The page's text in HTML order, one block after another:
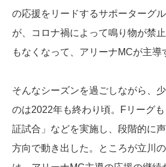
の応援をリードするサポーターグ
が、コロナ禍によって鳴り物が禁
もなくなって、アリーナMCが主導
そんなシーズンを過ごしながら、
のは2022年も終わり頃。Fリーグ
証試合」などを実施し、段階的に
方向で動き出した。ところが立川